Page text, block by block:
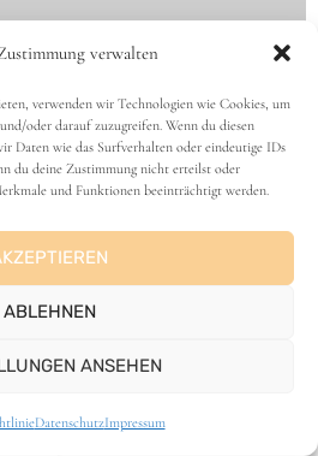
verwalten
verwenden wir Technologien wie Cookies, um
oder darauf zuzugreifen. Wenn du diesen
Daten wie das Surfverhalten oder eindeutige IDs
du deine Zustimmung nicht erteilst oder
und Funktionen beeinträchtigt werden.
ABLEHNEN
ANSEHEN
DatenschutzImpressum
| warmer
mit Streuseln und
neulich, knietief in